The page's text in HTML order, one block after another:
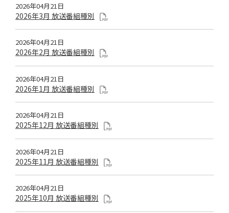
2026年04月21日
2026年3月 放送番組種別
2026年04月21日
2026年2月 放送番組種別
2026年04月21日
2026年1月 放送番組種別
2026年04月21日
2025年12月 放送番組種別
2026年04月21日
2025年11月 放送番組種別
2026年04月21日
2025年10月 放送番組種別